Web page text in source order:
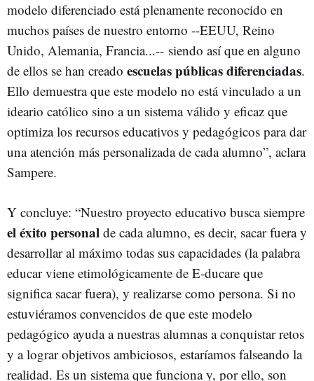
modelo diferenciado está plenamente reconocido en
muchos países de nuestro entorno --EEUU, Reino
Unido, Alemania, Francia...-- siendo así que en alguno
de ellos se han creado escuelas públicas diferenciadas.
Ello demuestra que este modelo no está vinculado a un
ideario católico sino a un sistema válido y eficaz que
optimiza los recursos educativos y pedagógicos para dar
una atención más personalizada de cada alumno”, aclara
Sampere.
Y concluye: “Nuestro proyecto educativo busca siempre
el éxito personal de cada alumno, es decir, sacar fuera y
desarrollar al máximo todas sus capacidades (la palabra
educar viene etimológicamente de E-ducare que
significa sacar fuera), y realizarse como persona. Si no
estuviéramos convencidos de que este modelo
pedagógico ayuda a nuestras alumnas a conquistar retos
y a lograr objetivos ambiciosos, estaríamos falseando la
realidad. Es un sistema que funciona y, por ello, son